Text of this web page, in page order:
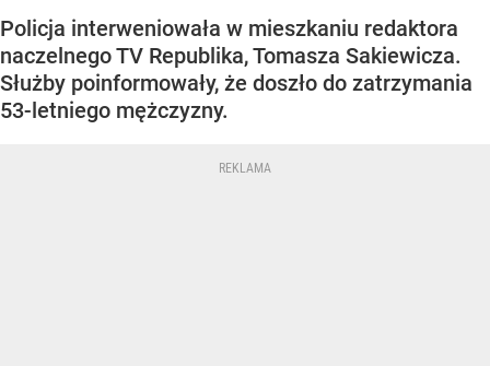
Policja interweniowała w mieszkaniu redaktora
naczelnego TV Republika, Tomasza Sakiewicza.
Służby poinformowały, że doszło do zatrzymania
53-letniego mężczyzny.